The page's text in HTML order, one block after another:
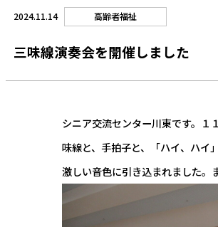
2024.11.14 高齢者福祉
三味線演奏会を開催しました
シニア交流センター川東です。１
味線と、手拍子と、「ハイ、ハイ
激しい音色に引き込まれました。